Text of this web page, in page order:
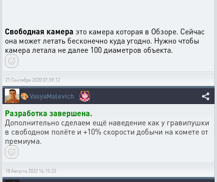
Свободная камера это камера которая в Обзоре. Сейчас
она может летать бесконечно куда угодно. Нужно чтобы
камера летала не далее 100 диаметров объекта.
21 Сентября 2020 07:59:12
🎨VasyaMalevich
Разработка завершена.
Дополнительно сделаем ещё наведение как у гравипушки
в свободном полёте и +10% скорости добычи на комете от
премиума.
18 Августа 2022 16:15:32